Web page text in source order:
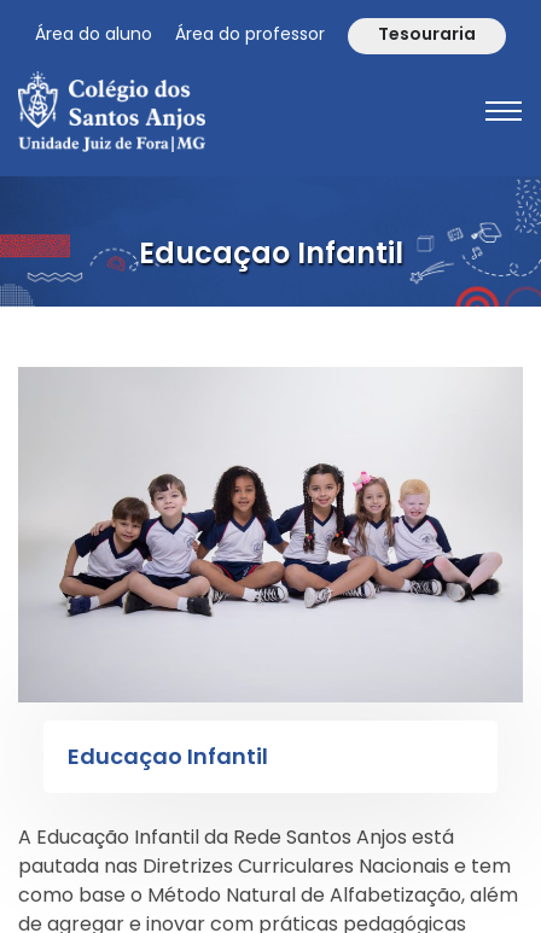
Área do aluno Área do professor Tesouraria
Educaçao Infantil
Educaçao Infantil
A Educação Infantil da Rede Santos Anjos está
pautada nas Diretrizes Curriculares Nacionais e tem
como base o Método Natural de Alfabetização, além
de agregar e inovar com práticas pedagógicas